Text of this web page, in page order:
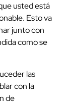
usted está
Esto va
junto con
como se
las
con la
de